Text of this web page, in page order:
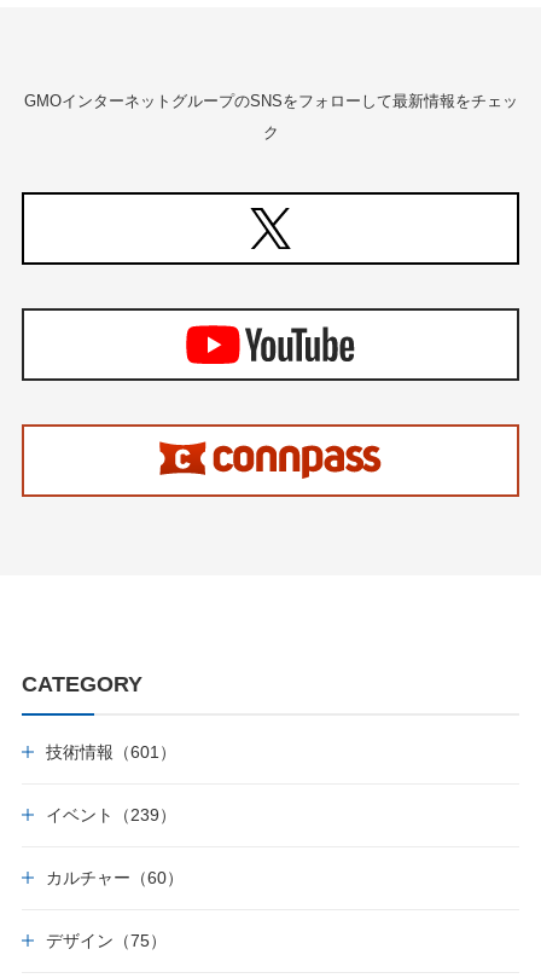
GMOインターネットグループのSNSをフォローして最新情報をチェッ
ク
CATEGORY
技術情報（601）
イベント（239）
カルチャー（60）
デザイン（75）